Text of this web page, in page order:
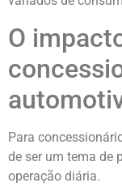
O
Para
de ser um tema de
operação diária.